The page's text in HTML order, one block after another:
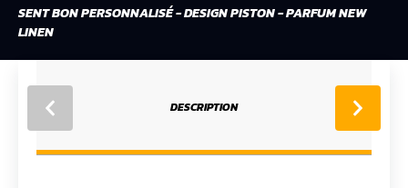
SENT BON PERSONNALISÉ - DESIGN PISTON - PARFUM NEW
LINEN
DESCRIPTION